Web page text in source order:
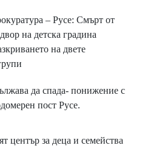
– Русе: Смърт от
на детска градина
на двете
да спада- понижение с
пост Русе.
център за деца и семейства